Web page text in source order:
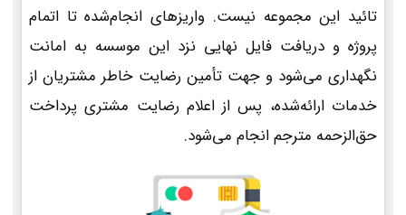
تائید این مجموعه نیست. واریزهای انجام‌شده تا اتمام
پروژه و دریافت فایل نهایی نزد این موسسه به امانت
نگهداری می‌شود و جهت تأمین رضایت خاطر مشتریان از
خدمات ارائه‌شده، پس از اعلام رضایت مشتری پرداخت
حق‌الزحمه مترجم انجام می‌شود.